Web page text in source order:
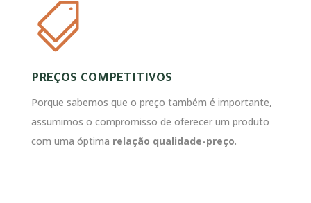

PREÇOS COMPETITIVOS
Porque sabemos que o preço também é importante,
assumimos o compromisso de oferecer um produto
com uma óptima relação qualidade-preço.